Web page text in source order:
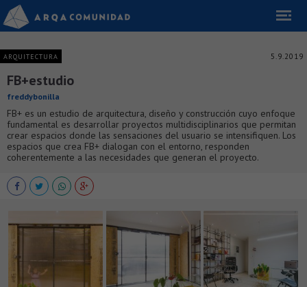
ARQUITECTURA 5.9.2019
FB+estudio
freddybonilla
FB+ es un estudio de arquitectura, diseño y construcción cuyo enfoque
fundamental es desarrollar proyectos multidisciplinarios que permitan
crear espacios donde las sensaciones del usuario se intensifiquen. Los
espacios que crea FB+ dialogan con el entorno, responden
coherentemente a las necesidades que generan el proyecto.